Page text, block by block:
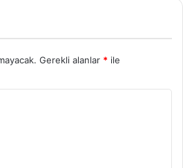
Gerekli alanlar * ile